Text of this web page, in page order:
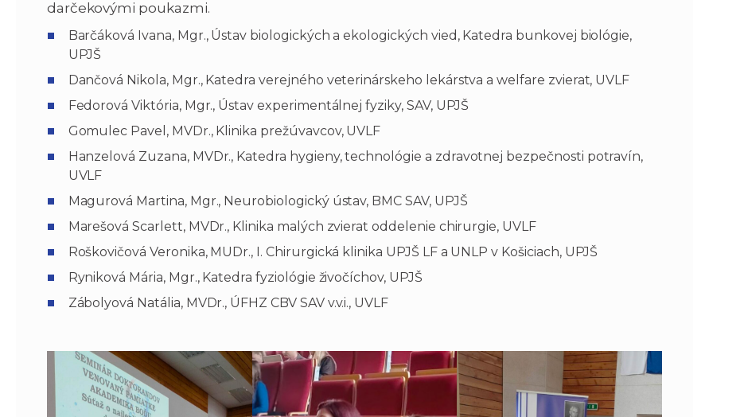
darčekovými poukazmi.
Barčáková Ivana, Mgr., Ústav biologických a ekologických vied, Katedra bunkovej biológie,
UPJŠ
Dančová Nikola, Mgr., Katedra verejného veterinárskeho lekárstva a welfare zvierat, UVLF
Fedorová Viktória, Mgr., Ústav experimentálnej fyziky, SAV, UPJŠ
Gomulec Pavel, MVDr., Klinika prežúvavcov, UVLF
Hanzelová Zuzana, MVDr., Katedra hygieny, technológie a zdravotnej bezpečnosti potravín,
UVLF
Magurová Martina, Mgr., Neurobiologický ústav, BMC SAV, UPJŠ
Marešová Scarlett, MVDr., Klinika malých zvierat oddelenie chirurgie, UVLF
Roškovičová Veronika, MUDr., I. Chirurgická klinika UPJŠ LF a UNLP v Košiciach, UPJŠ
Ryniková Mária, Mgr., Katedra fyziológie živočíchov, UPJŠ
Zábolyová Natália, MVDr., ÚFHZ CBV SAV v.v.i., UVLF